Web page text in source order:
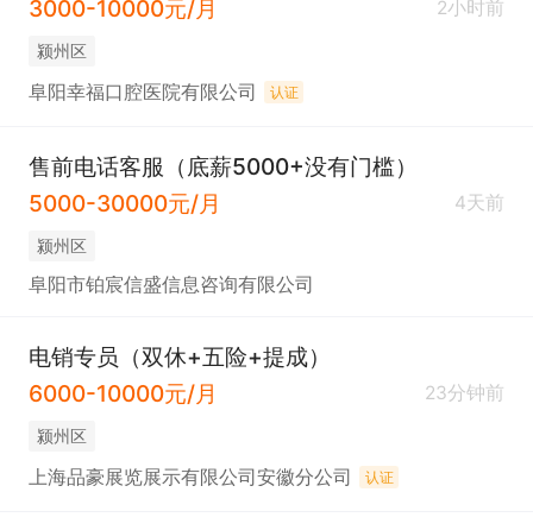
3000-10000元/月
2小时前
颍州区
阜阳幸福口腔医院有限公司 认证
售前电话客服（底薪5000+没有门槛）
5000-30000元/月
4天前
颍州区
阜阳市铂宸信盛信息咨询有限公司
电销专员（双休+五险+提成）
6000-10000元/月
23分钟前
颍州区
上海品豪展览展示有限公司安徽分公司 认证